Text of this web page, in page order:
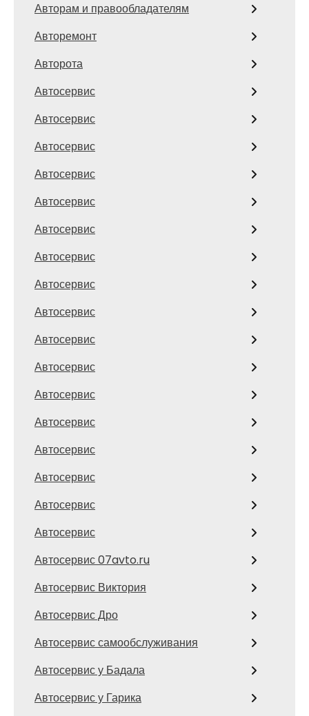
Авторам и правообладателям
Авторемонт
Авторота
Автосервис
Автосервис
Автосервис
Автосервис
Автосервис
Автосервис
Автосервис
Автосервис
Автосервис
Автосервис
Автосервис
Автосервис
Автосервис
Автосервис
Автосервис
Автосервис
Автосервис
Автосервис 07avto.ru
Автосервис Виктория
Автосервис Дро
Автосервис самообслуживания
Автосервис у Бадала
Автосервис у Гарика